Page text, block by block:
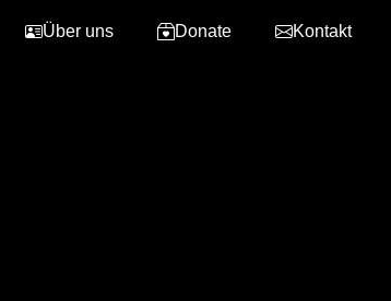
Über uns Donate Kontakt